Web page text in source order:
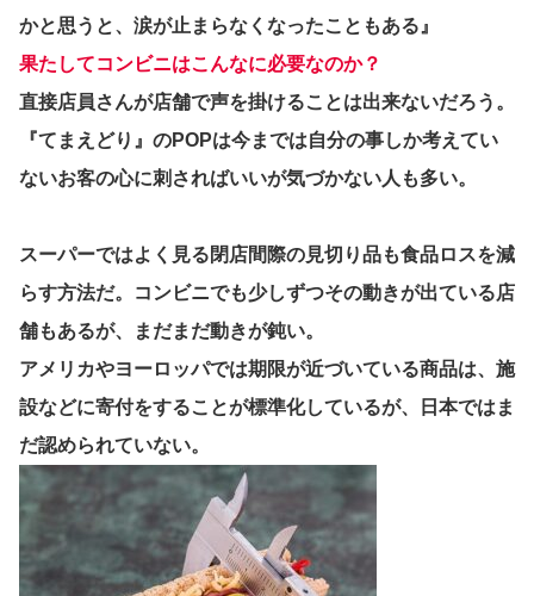
かと思うと、涙が止まらなくなったこともある』
果たしてコンビニはこんなに必要なのか？
直接店員さんが店舗で声を掛けることは出来ないだろう。
『てまえどり』のPOPは今までは自分の事しか考えてい
ないお客の心に刺さればいいが気づかない人も多い。
スーパーではよく見る閉店間際の見切り品も食品ロスを減
らす方法だ。コンビニでも少しずつその動きが出ている店
舗もあるが、まだまだ動きが鈍い。
アメリカやヨーロッパでは期限が近づいている商品は、施
設などに寄付をすることが標準化しているが、日本ではま
だ認められていない。